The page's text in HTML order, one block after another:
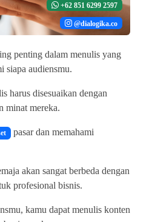
+62 851 6299 2597
@dialogika.co
penting dalam menulis yang
siapa audiensmu.
harus disesuaikan dengan
minat mereka.
pasar dan memahami
akan sangat berbeda dengan
profesional bisnis.
kamu dapat menulis konten